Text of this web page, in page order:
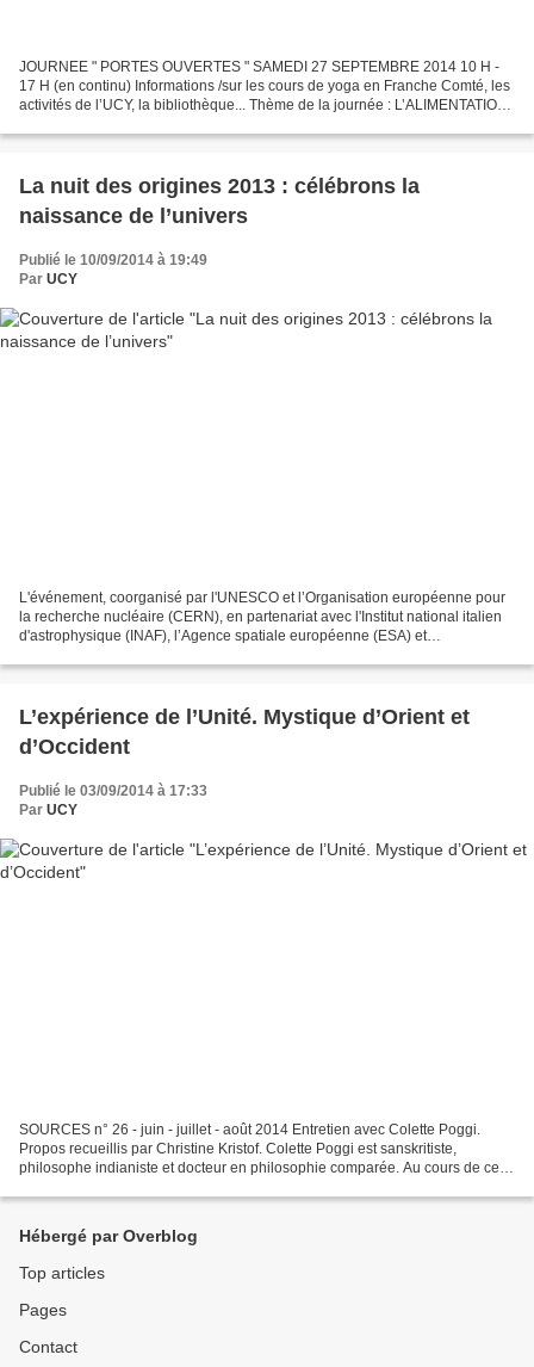
JOURNEE " PORTES OUVERTES " SAMEDI 27 SEPTEMBRE 2014 10 H -
17 H (en continu) Informations /sur les cours de yoga en Franche Comté, les
activités de l’UCY, la bibliothèque... Thème de la journée : L’ALIMENTATION
La nuit des origines 2013 : célébrons la
naissance de l’univers
Publié le 10/09/2014 à 19:49
Par UCY
L'événement, coorganisé par l'UNESCO et l’Organisation européenne pour
la recherche nucléaire (CERN), en partenariat avec l'Institut national italien
d'astrophysique (INAF), l’Agence spatiale européenne (ESA) et
L’expérience de l’Unité. Mystique d’Orient et
d’Occident
Publié le 03/09/2014 à 17:33
Par UCY
SOURCES n° 26 - juin - juillet - août 2014 Entretien avec Colette Poggi.
Propos recueillis par Christine Kristof. Colette Poggi est sanskritiste,
philosophe indianiste et docteur en philosophie comparée. Au cours de cet
Hébergé par Overblog
Top articles
Pages
Contact